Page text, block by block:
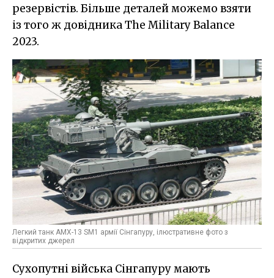
резервістів. Більше деталей можемо взяти
із того ж довідника The Military Balance
2023.
Легкий танк AMX-13 SM1 армії Сінгапуру, ілюстративне фото з
відкритих джерел
Сухопутні війська Сінгапуру мають